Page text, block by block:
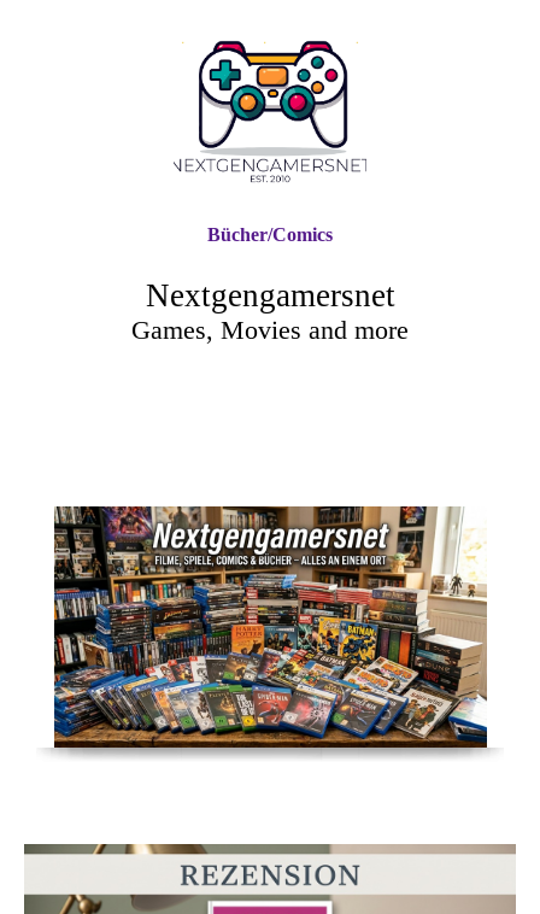
Nextgengamersnet
Games, Movies and more
Bücher/Comics